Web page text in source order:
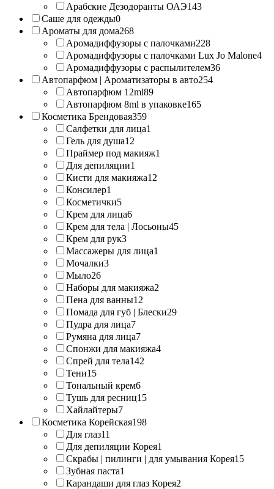
Арабские Дезодоранты ОАЭ143
Саше для одежды0
Ароматы для дома268
Аромадиффузоры с палочками228
Аромадиффузоры с палочками Lux Jo Malone4
Аромадиффузоры с распылителем36
Автопарфюм | Ароматизаторы в авто254
Автопарфюм 12ml89
Автопарфюм 8ml в упаковке165
Косметика Брендовая359
Салфетки для лица1
Гель для душа12
Праймер под макияж1
Для депиляции1
Кисти для макияжа12
Консилер1
Косметички5
Крем для лица6
Крем для тела | Лосьоны45
Крем для рук3
Массажеры для лица1
Мочалки3
Мыло26
Наборы для макияжа2
Пена для ванны12
Помада для губ | Блески29
Пудра для лица7
Румяна для лица7
Спонжи для макияжа4
Спрей для тела142
Тени15
Тональный крем6
Тушь для ресниц15
Хайлайтеры7
Косметика Корейская198
Для глаз11
Для депиляции Корея1
Скрабы | пилинги | для умывания Корея15
Зубная паста1
Карандаши для глаз Корея2